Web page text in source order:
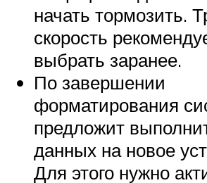
начать тормозить.
скорость
выбрать заранее.
По завершении
форматирования
предложит
данных на новое
Для этого нужно